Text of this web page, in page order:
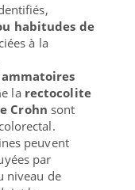
habitudes de
à la
la rectocolite
Crohn sont
peuvent
par
niveau de